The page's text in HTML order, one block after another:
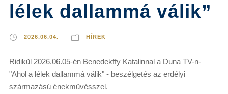
lélek dallammá válik”
2026.06.04. HÍREK
Ridikül 2026.06.05-én Benedekffy Katalinnal a Duna TV-n-
"Ahol a lélek dallammá válik" - beszélgetés az erdélyi
származású énekművésszel.